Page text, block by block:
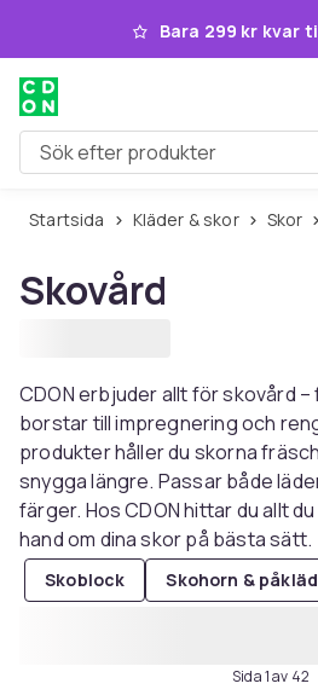
Hoppa till huvudinnehållet
Bara 299 kr kvar
Sök efter produkter
Startsida Kläder & skor Skor
Skovård
CDON erbjuder allt för skovård
borstar till impregnering och
produkter håller du skorna
snygga längre. Passar både
färger. Hos CDON hittar du allt
hand om dina skor på bästa sätt.
Skoblock Skohorn &
Sida 1 av 42